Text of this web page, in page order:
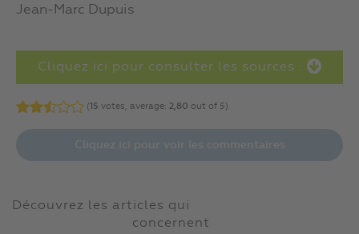
Jean-Marc Dupuis
Cliquez ici pour consulter les sources :
(15 votes, average: 2,80 out of 5)
Découvrez les articles qui
concernent